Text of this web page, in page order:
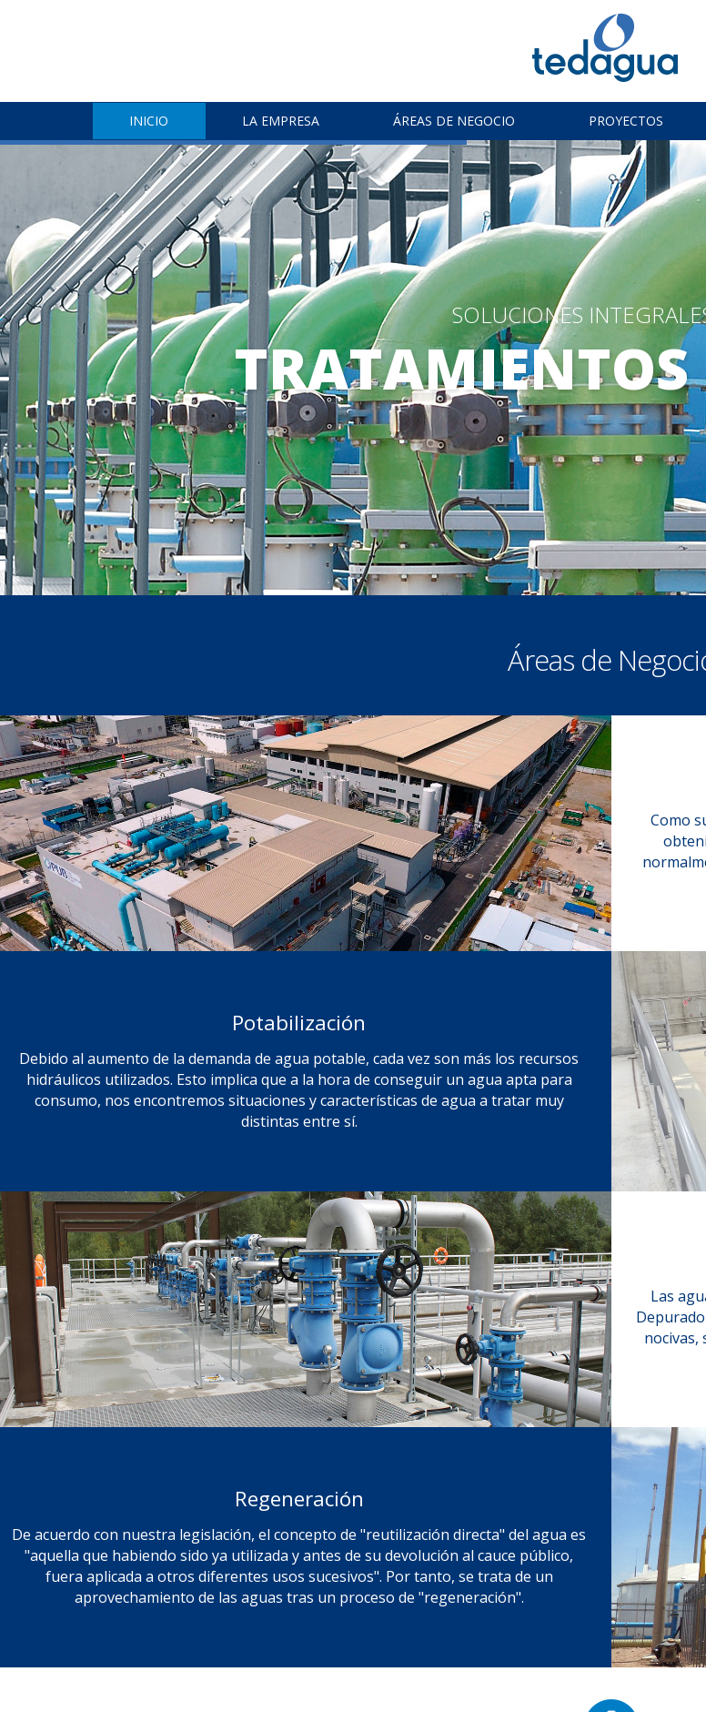
INICIO LA EMPRESA ÁREAS DE NEGOCIO PROYECTOS
SOLUCIONES
TRATAMIENTOS
Áreas de
Como
Potabilización
Debido al aumento de la demanda de agua potable, cada vez son más los recursos
hidráulicos utilizados. Esto implica que a la hora de conseguir un agua apta para
consumo, nos encontremos situaciones y características de agua a tratar muy
distintas entre sí.
Las
nocivas,
Regeneración
De acuerdo con nuestra legislación, el concepto de "reutilización directa" del agua es
"aquella que habiendo sido ya utilizada y antes de su devolución al cauce público,
fuera aplicada a otros diferentes usos sucesivos". Por tanto, se trata de un
aprovechamiento de las aguas tras un proceso de "regeneración".